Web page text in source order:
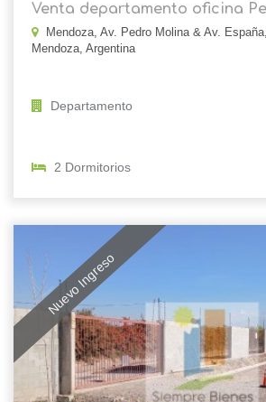
Venta departamento oficina
Mendoza, Av. Pedro Molina & Av.
Mendoza, Argentina
Departamento
2 Dormitorios
Nuevo Ingreso